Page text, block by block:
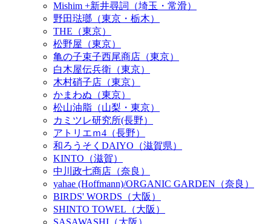
Mishim +新井尋詞（埼玉・常滑）
野田琺瑯（東京・栃木）
THE（東京）
松野屋（東京）
亀の子束子西尾商店（東京）
白木屋伝兵衛（東京）
木村硝子店（東京）
かまわぬ（東京）
松山油脂（山梨・東京）
カミツレ研究所(長野）
アトリエｍ4（長野）
和ろうそくDAIYO（滋賀県）
KINTO（滋賀）
中川政七商店（奈良）
yahae (Hoffmann)/ORGANIC GARDEN（奈良）
BIRDS' WORDS（大阪）
SHINTO TOWEL（大阪）